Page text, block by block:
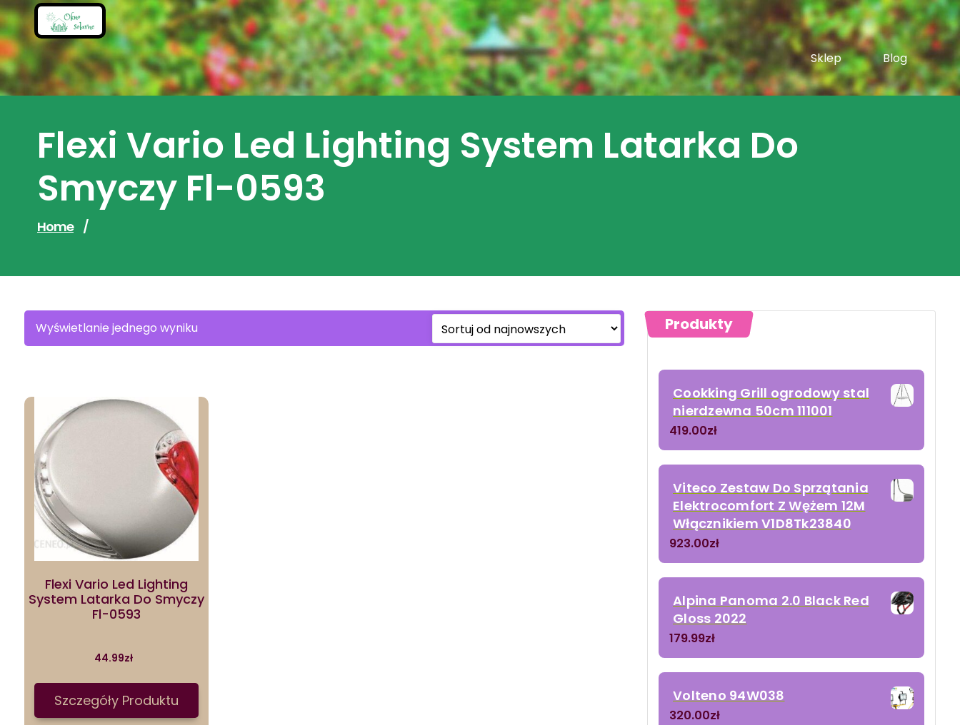
Skip
to
content
Sklep
Blog
Flexi Vario Led Lighting System Latarka Do
Smyczy Fl-0593
Home /
Wyświetlanie jednego wyniku
Flexi Vario Led Lighting
System Latarka Do Smyczy
Fl-0593
44.99zł
Szczegóły Produktu
Produkty
Cookking Grill ogrodowy stal
nierdzewna 50cm 111001
419.00zł
Viteco Zestaw Do Sprzątania
Elektrocomfort Z Wężem 12M
Włącznikiem V1D8Tk23840
923.00zł
Alpina Panoma 2.0 Black Red
Gloss 2022
179.99zł
Volteno 94W038
320.00zł